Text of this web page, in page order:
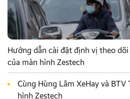
Hướng dẫn cài đặt định vị theo
của màn hình Zestech
Cùng Hùng Lâm XeHay và
hình Zestech